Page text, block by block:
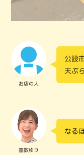
お店の人
公設
天ぷ
嘉数ゆり
なる